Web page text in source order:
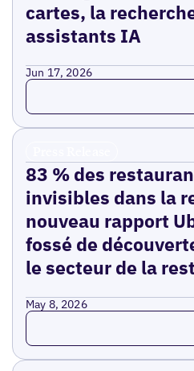
cartes, la
assistants IA
Jun 17, 2026
Read more
83 % des
invisibles dans la
nouveau rapport
fossé de
le secteur de la
May 8, 2026
Read more